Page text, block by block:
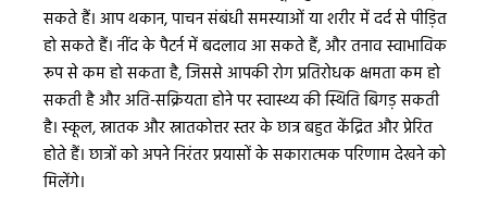
सकते हैं। आप थकान, पाचन संबंधी समस्याओं या शरीर में दर्द से पीड़ित
हो सकते हैं। नींद के पैटर्न में बदलाव आ सकते हैं, और तनाव स्वाभाविक
रूप से कम हो सकता है, जिससे आपकी रोग प्रतिरोधक क्षमता कम हो
सकती है और अति-सक्रियता होने पर स्वास्थ्य की स्थिति बिगड़ सकती
है। स्कूल, स्नातक और स्नातकोत्तर स्तर के छात्र बहुत केंद्रित और प्रेरित
होते हैं। छात्रों को अपने निरंतर प्रयासों के सकारात्मक परिणाम देखने को
मिलेंगे।